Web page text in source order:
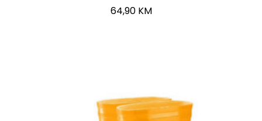
64,90 KM
The
options